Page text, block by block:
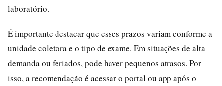
laboratório.
É importante destacar que esses prazos variam conforme a
unidade coletora e o tipo de exame. Em situações de alta
demanda ou feriados, pode haver pequenos atrasos. Por
isso, a recomendação é acessar o portal ou app após o